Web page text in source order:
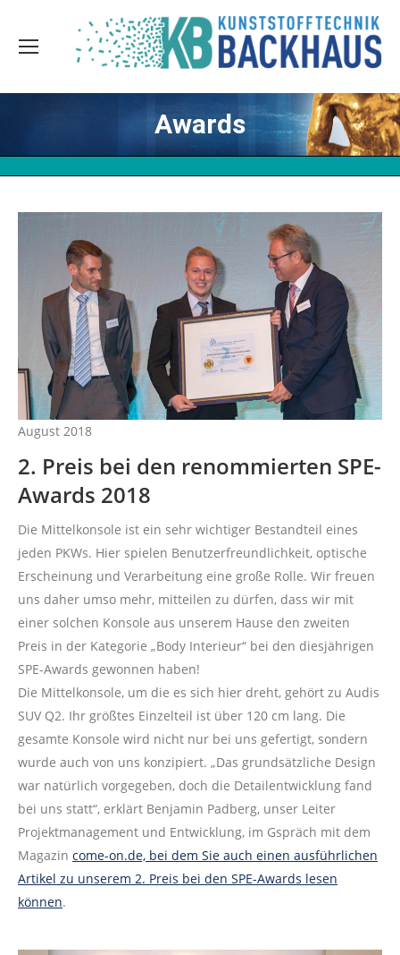
Awards
August 2018
2. Preis bei den renommierten SPE-
Awards 2018
Die Mittelkonsole ist ein sehr wichtiger Bestandteil eines
jeden PKWs. Hier spielen Benutzerfreundlichkeit, optische
Erscheinung und Verarbeitung eine große Rolle. Wir freuen
uns daher umso mehr, mitteilen zu dürfen, dass wir mit
einer solchen Konsole aus unserem Hause den zweiten
Preis in der Kategorie „Body Interieur“ bei den diesjährigen
SPE-Awards gewonnen haben!
Die Mittelkonsole, um die es sich hier dreht, gehört zu Audis
SUV Q2. Ihr größtes Einzelteil ist über 120 cm lang. Die
gesamte Konsole wird nicht nur bei uns gefertigt, sondern
wurde auch von uns konzipiert. „Das grundsätzliche Design
war natürlich vorgegeben, doch die Detailentwicklung fand
bei uns statt“, erklärt Benjamin Padberg, unser Leiter
Projektmanagement und Entwicklung, im Gspräch mit dem
Magazin come-on.de, bei dem Sie auch einen ausführlichen
Artikel zu unserem 2. Preis bei den SPE-Awards lesen
können.